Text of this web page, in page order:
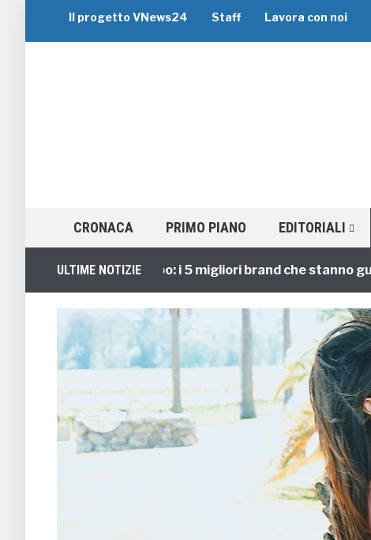
Il progetto VNews24 Staff Lavora con noi
CRONACA PRIMO PIANO EDITORIALI
ULTIME NOTIZIE
Viaggi di Gruppo: i 5 migliori brand che stanno